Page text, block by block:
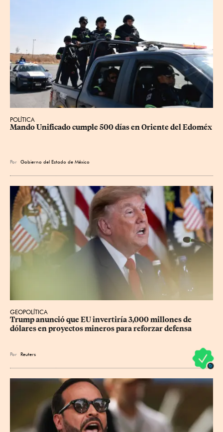
POLÍTICA
Mando Unificado cumple 500 días en Oriente del Edoméx
Por Gobierno del Estado de México
GEOPOLÍTICA
Trump anunció que EU invertiría 3,000 millones de
dólares en proyectos mineros para reforzar defensa
Por Reuters